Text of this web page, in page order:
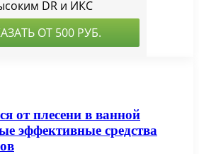
от плесени в ванной
эффективные средства